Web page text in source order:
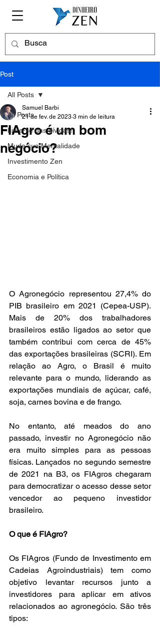
Post
All Posts
Livre-se das dívidas!
Mude sua Mentalidade
Investimento Zen
Economia e Política
All Posts
FIAgro é um bom
negócio?
Samuel Barbi
21 de fev. de 2023 3 min de leitura
O Agronegócio representou 27,4% do
PIB brasileiro em 2021 (Cepea-USP).
Mais de 20% dos trabalhadores
brasileiros estão ligados ao setor que
também contribui com cerca de 45%
das exportações brasileiras (SCRI). Em
relação ao Agro, o Brasil é muito
relevante para o mundo, liderando as
exportações mundiais de açúcar, café,
soja, carnes bovina e de frango.
No entanto, até meados do ano
passado, investir no Agronegócio não
era muito simples para as pessoas
físicas. Lançados no segundo semestre
de 2021 na B3, os FIAgros chegaram
para democratizar o acesso desse setor
vencedor ao pequeno investidor
brasileiro.
O que é FIAgro?
Os FIAgros (Fundo de Investimento em
Cadeias Agroindustriais) tem como
objetivo levantar recursos junto a
investidores para aplicar em ativos
relacionados ao agronegócio. São três
tipos: